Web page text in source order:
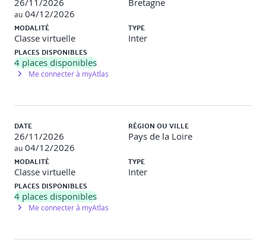
méthode des 5 pourquoi
Penser en dehors des sentiers battus :
des idées en s’appuyant sur l’intelligence collective.
Apports clés : Le brainstorming et les 6 chapeaux de Bono
CLASSE VIRTUELLE 4 – 3h30
réflexion.
L’intelligence artificielle
outil d’assistance, de vigilance
Faire des choix de façon éclairée :
anticipation, les conséquences de ses choix.
: L’arbre à décision, active
26/11/2026
au 04/12/2026
Bretagne
MODALITÉ
Classe virtuelle
TYPE
Inter
PLACES DISPONIBLES
4 places disponibles
Me connecter à myAtlas
DATE
26/11/2026
au 04/12/2026
RÉGION OU VILLE
Pays de la Loire
MODALITÉ
Classe virtuelle
TYPE
Inter
PLACES DISPONIBLES
4 places disponibles
Me connecter à myAtlas